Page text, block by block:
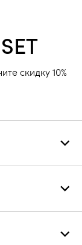
скидку 10%